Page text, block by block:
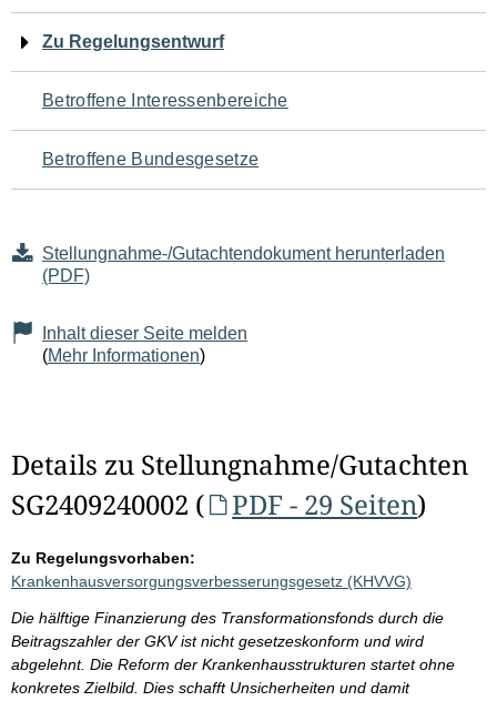
für
den
Seiteninhalt
Zu Regelungsentwurf
Betroffene Interessenbereiche
Betroffene Bundesgesetze
Stellungnahme-/Gutachtendokument herunterladen
(PDF)
Inhalt dieser Seite melden
(Mehr Informationen)
Details zu Stellungnahme/Gutachten
SG2409240002 (
PDF - 29 Seiten)
Zu Regelungsvorhaben:
Krankenhausversorgungsverbesserungsgesetz (KHVVG)
Die hälftige Finanzierung des Transformationsfonds durch die
Beitragszahler der GKV ist nicht gesetzeskonform und wird
abgelehnt. Die Reform der Krankenhausstrukturen startet ohne
konkretes Zielbild. Dies schafft Unsicherheiten und damit